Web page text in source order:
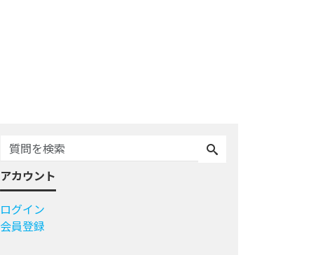
アカウント
ログイン
会員登録